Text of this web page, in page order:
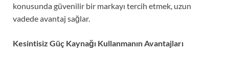
konusunda güvenilir bir markayı tercih etmek, uzun
vadede avantaj sağlar.
Kesintisiz Güç Kaynağı Kullanmanın Avantajları